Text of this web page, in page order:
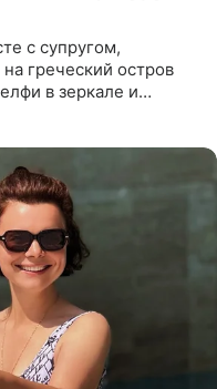
с супругом,
греческий остров
в зеркале и